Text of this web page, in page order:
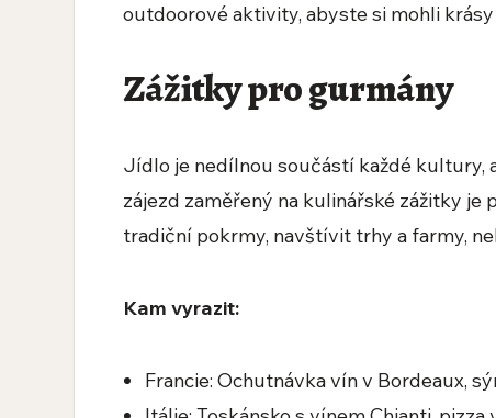
outdoorové aktivity, abyste si mohli
Zážitky pro gurmány
Jídlo je nedílnou součástí každé kultury,
zájezd zaměřený na kulinářské zážitky
tradiční pokrmy, navštívit trhy a farmy,
Kam vyrazit:
Francie: Ochutnávka vín v Bordeaux,